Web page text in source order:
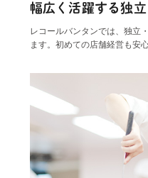
幅広く活躍する独
レコールバンタンでは、独立
ます。初めての店舗経営も安心